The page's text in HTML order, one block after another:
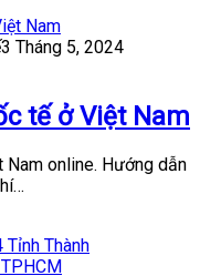
3 Tháng 5, 2024
tế ở Việt Nam
online. Hướng dẫn
Thành